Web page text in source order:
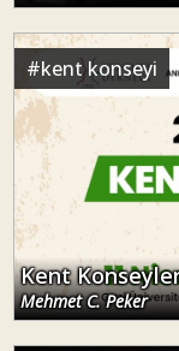
#kent konseyi
Kent
Mehmet C. Peker